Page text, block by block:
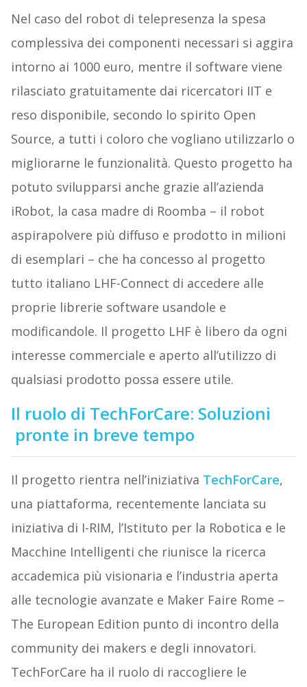
Nel caso del robot di telepresenza la spesa
complessiva dei componenti necessari si aggira
intorno ai 1000 euro, mentre il software viene
rilasciato gratuitamente dai ricercatori IIT e
reso disponibile, secondo lo spirito Open
Source, a tutti i coloro che vogliano utilizzarlo o
migliorarne le funzionalità. Questo progetto ha
potuto svilupparsi anche grazie all’azienda
iRobot, la casa madre di Roomba – il robot
aspirapolvere più diffuso e prodotto in milioni
di esemplari – che ha concesso al progetto
tutto italiano LHF-Connect di accedere alle
proprie librerie software usandole e
modificandole. Il progetto LHF è libero da ogni
interesse commerciale e aperto all’utilizzo di
qualsiasi prodotto possa essere utile.
Il ruolo di TechForCare: Soluzioni
pronte in breve tempo
Il progetto rientra nell’iniziativa TechForCare,
una piattaforma, recentemente lanciata su
iniziativa di I-RIM, l’Istituto per la Robotica e le
Macchine Intelligenti che riunisce la ricerca
accademica più visionaria e l’industria aperta
alle tecnologie avanzate e Maker Faire Rome –
The European Edition punto di incontro della
community dei makers e degli innovatori.
TechForCare ha il ruolo di raccogliere le